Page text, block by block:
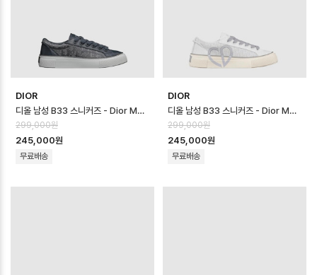
DIOR
디올 남성 B33 스니커즈 - Dior Mens B33 Sneaker - dis14616x
299,000원
245,000원
무료배송
DIOR
디올 남성 B33 스니커즈 - Dior Mens B33 Sneaker - dis14615x
299,000원
245,000원
무료배송